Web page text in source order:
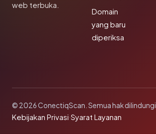
web terbuka.
Domain
yang baru
diperiksa
© 2026 ConectiqScan. Semua hak dilindungi.
Kebijakan Privasi·Syarat Layanan